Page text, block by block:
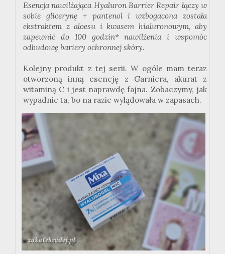
Esencja nawilżająca Hyaluron Barrier Repair łączy w
sobie glicerynę + pantenoli wzbogacona została
ekstraktem z aloesu i kwasem hialuronowym, aby
zapewnić do 100 godzin* nawilżenia i wspomóc
odbudowę bariery ochronnej skóry.
Kolejny produkt z tej serii. W ogóle mam teraz
otworzoną inną esencję z Garniera, akurat z
witaminą C i jest naprawdę fajna. Zobaczymy, jak
wypadnie ta, bo na razie wylądowała w zapasach.